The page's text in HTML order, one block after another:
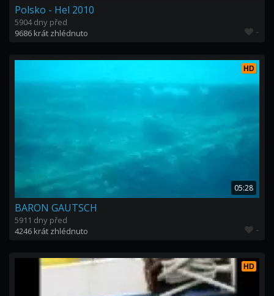
Polsko - Hel 2010
5904 dny před
9686 krát zhlédnuto
-
HD
05:28
BARON GAUTSCH
5911 dny před
4246 krát zhlédnuto
-
HD